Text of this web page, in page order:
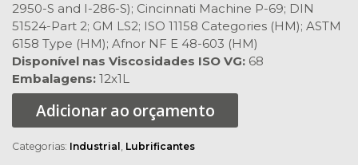
2950-S and I-286-S); Cincinnati Machine P-69; DIN
51524-Part 2; GM LS2; ISO 11158 Categories (HM); ASTM
6158 Type (HM); Afnor NF E 48-603 (HM)
Disponível nas Viscosidades ISO VG: 68
Embalagens: 12x1L
Adicionar ao orçamento
Categorias: Industrial , Lubrificantes